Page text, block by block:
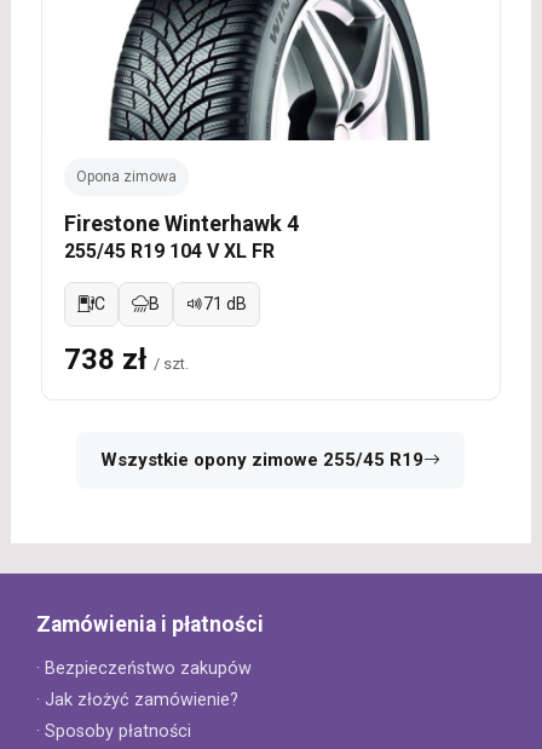
Opona zimowa
Firestone Winterhawk 4
255/45 R19 104 V XL FR
C B 71 dB
738 zł / szt.
Wszystkie opony zimowe 255/45 R19
Zamówienia i płatności
· Bezpieczeństwo zakupów
· Jak złożyć zamówienie?
· Sposoby płatności